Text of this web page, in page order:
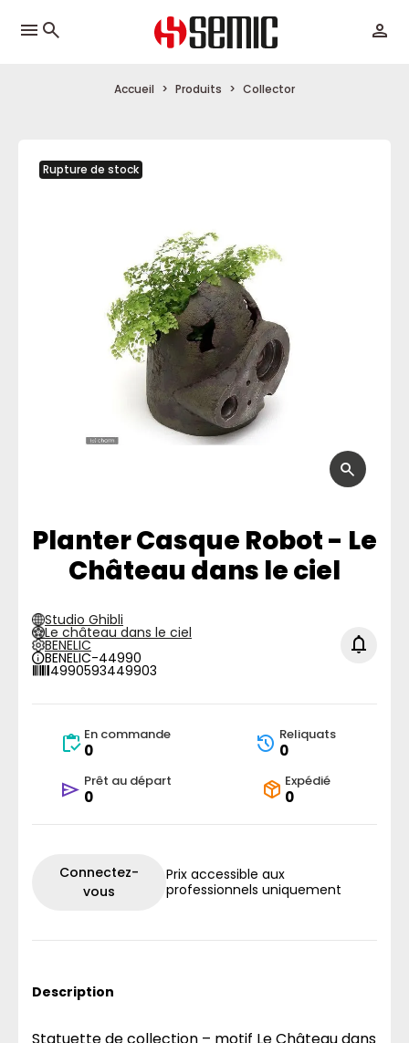
menu
Accueil Produits Collector
Rupture de stock
Planter Casque Robot - Le
Château dans le ciel
Studio Ghibli
Le château dans le ciel
BENELIC
BENELIC-44990
4990593449903
En commande
0
Reliquats
0
Prêt au départ
0
Expédié
0
Connectez-
vous
Prix accessible aux
professionnels uniquement
Description